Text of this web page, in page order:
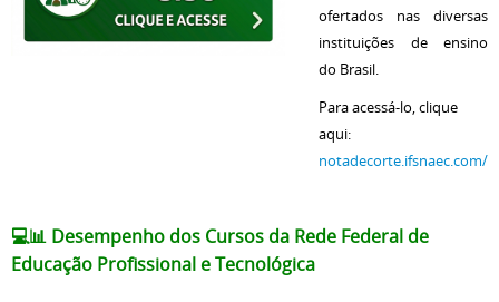
ofertados nas diversas
instituições de ensino
do Brasil.
Para acessá-lo, clique
aqui:
notadecorte.ifsnaec.com/
💻📊 Desempenho dos Cursos da Rede Federal de
Educação Profissional e Tecnológica